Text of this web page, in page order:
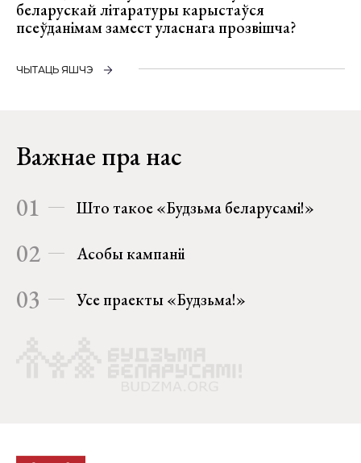
беларускай літаратуры карыстаўся
псеўданімам замест уласнага прозвішча?
ЧЫТАЦЬ ЯШЧЭ
Важнае пра нас
01 Што такое «Будзьма беларусамі!»
02 Асобы кампаніі
03 Усе праекты «Будзьма!»